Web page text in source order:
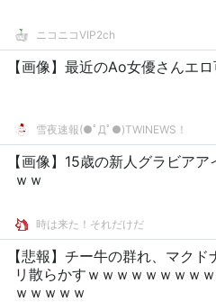
ニコニコVIP2ch
【画像】最近のAo女優さんエ
雪夜速報(●ﾟДﾟ●)TWINEWS！
【画像】15歳の新人グラビアア
ｗｗ
時は来た！それだけだ
【悲報】チー牛の群れ、マクド
リ散らかすｗｗｗｗｗｗｗｗ
ｗｗｗｗｗ